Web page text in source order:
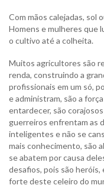
Com mãos calejadas, sol
Homens e mulheres que
o cultivo até a colheita.
Muitos agricultores são
renda, construindo a
profissionais em um só,
e administram, são a
entardecer, são
guerreiros enfrentam as
inteligentes e não se
mais conhecimento, são
se abatem por causa
desafios, pois são heróis,
forte deste celeiro do